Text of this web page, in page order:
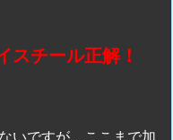
スチール正解！